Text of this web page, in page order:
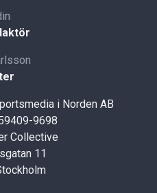
i Norden AB
9698
Collective
11